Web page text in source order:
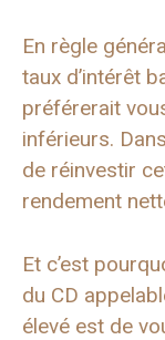
En règle
taux d’intérêt
préférerait
inférieurs.
de réinvestir
rendement
Et c’est
du CD
élevé est de